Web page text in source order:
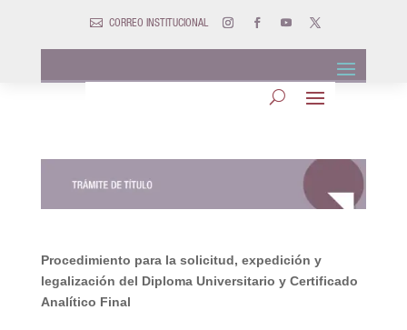
 CORREO INSTITUCIONAL
Procedimiento para la solicitud, expedición y
legalización del Diploma Universitario y Certificado
Analítico Final